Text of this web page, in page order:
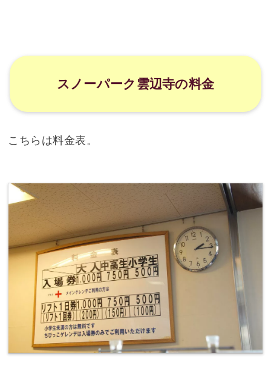
スノーパーク雲辺寺の料金
こちらは料金表。